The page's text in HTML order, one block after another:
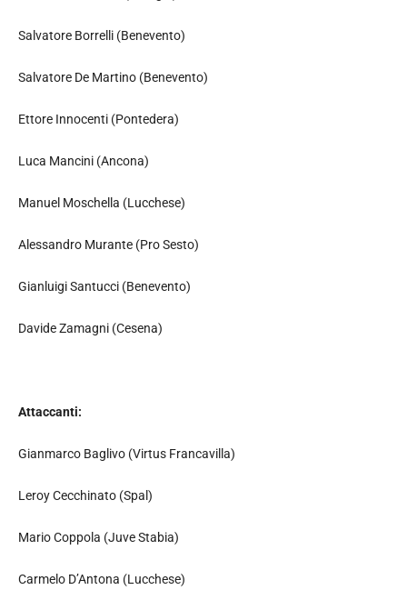
Salvatore Borrelli (Benevento)
Salvatore De Martino (Benevento)
Ettore Innocenti (Pontedera)
Luca Mancini (Ancona)
Manuel Moschella (Lucchese)
Alessandro Murante (Pro Sesto)
Gianluigi Santucci (Benevento)
Davide Zamagni (Cesena)
Attaccanti:
Gianmarco Baglivo (Virtus Francavilla)
Leroy Cecchinato (Spal)
Mario Coppola (Juve Stabia)
Carmelo D’Antona (Lucchese)